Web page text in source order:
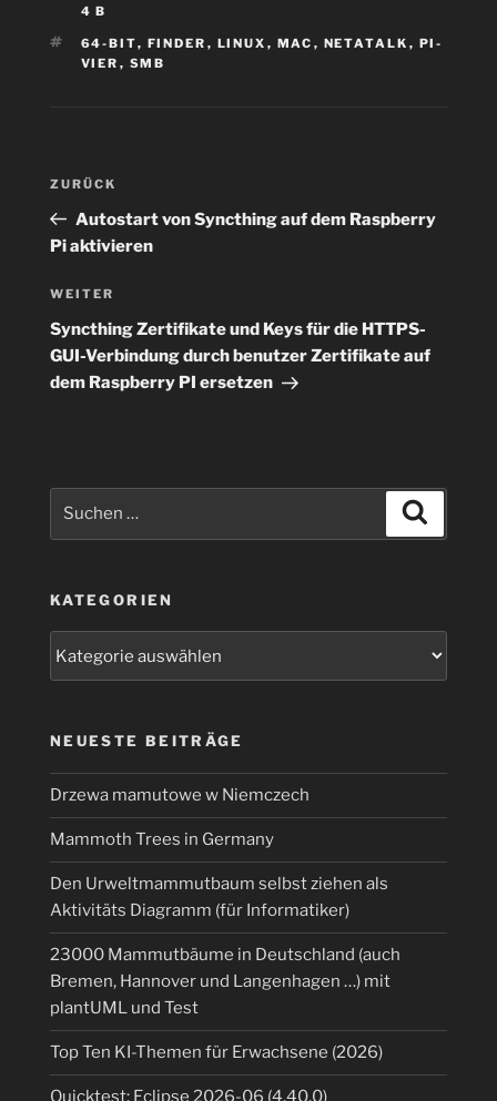
4 B
SCHLAGWÖRTER
64-BIT, FINDER , LINUX , MAC , NETATALK , PI-
VIER , SMB
Beitragsnavigation
Vorheriger
Beitrag
ZURÜCK
Autostart von Syncthing auf dem Raspberry
Pi aktivieren
Nächster
Beitrag
WEITER
Syncthing Zertifikate und Keys für die HTTPS-
GUI-Verbindung durch benutzer Zertifikate auf
dem Raspberry PI ersetzen
KATEGORIEN
NEUESTE BEITRÄGE
Drzewa mamutowe w Niemczech
Mammoth Trees in Germany
Den Urweltmammutbaum selbst ziehen als
Aktivitäts Diagramm (für Informatiker)
23000 Mammutbäume in Deutschland (auch
Bremen, Hannover und Langenhagen …) mit
plantUML und Test
Top Ten KI-Themen für Erwachsene (2026)
Quicktest: Eclipse 2026-06 (4.40.0)